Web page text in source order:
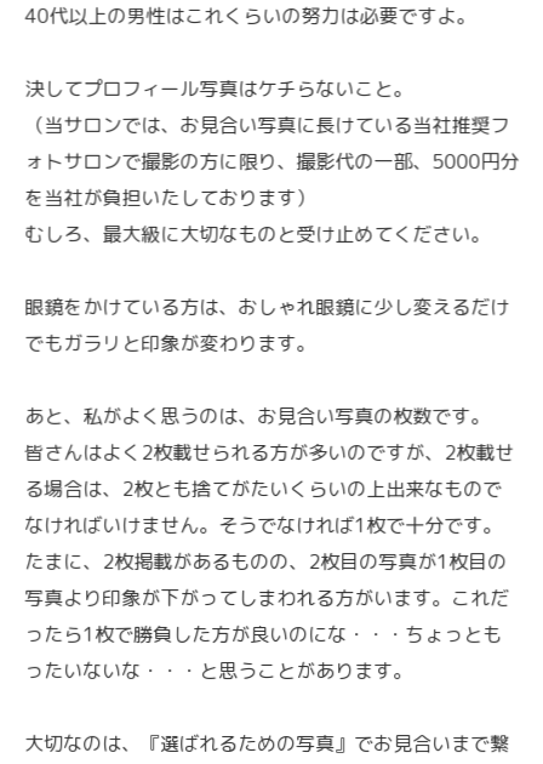
40代以上の男性はこれくらいの努力は必要ですよ。
決してプロフィール写真はケチらないこと。
（当サロンでは、お見合い写真に長けている当社推奨フ
ォトサロンで撮影の方に限り、撮影代の一部、5000円分
を当社が負担いたしております）
むしろ、最大級に大切なものと受け止めてください。
眼鏡をかけている方は、おしゃれ眼鏡に少し変えるだけ
でもガラリと印象が変わります。
あと、私がよく思うのは、お見合い写真の枚数です。
皆さんはよく2枚載せられる方が多いのですが、2枚載せ
る場合は、2枚とも捨てがたいくらいの上出来なもので
なければいけません。そうでなければ1枚で十分です。
たまに、2枚掲載があるものの、2枚目の写真が1枚目の
写真より印象が下がってしまわれる方がいます。これだ
ったら1枚で勝負した方が良いのにな・・・ちょっとも
ったいないな・・・と思うことがあります。
大切なのは、『選ばれるための写真』でお見合いまで繋